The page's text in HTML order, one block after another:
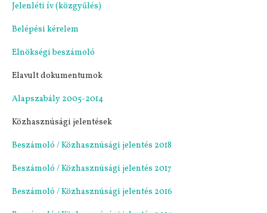
Jelenléti ív (közgyűlés)
Belépési kérelem
Elnökségi beszámoló
Elavult dokumentumok
Alapszabály 2005-2014
Közhasznúsági jelentések
Beszámoló / Közhasznúsági jelentés 2018
Beszámoló / Közhasznúsági jelentés 2017
Beszámoló / Közhasznúsági jelentés 2016